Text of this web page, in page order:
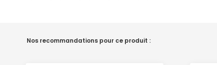
Nos recommandations pour ce produit :